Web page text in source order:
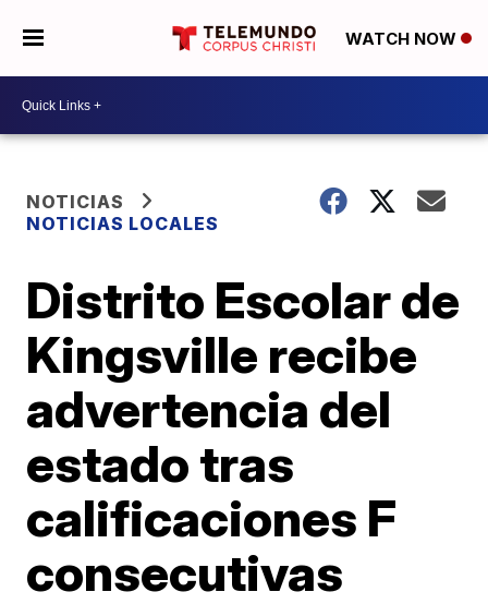
WATCH NOW
NOTICIAS
NOTICIAS LOCALES
Distrito Escolar de
Kingsville recibe
advertencia del
estado tras
calificaciones F
consecutivas